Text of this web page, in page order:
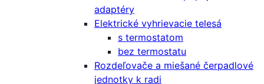
adaptéry
Elektrické vyhrievacie telesá
s termostatom
bez termostatu
Rozdeľovače a miešané čerpadlové
jednotky k radi